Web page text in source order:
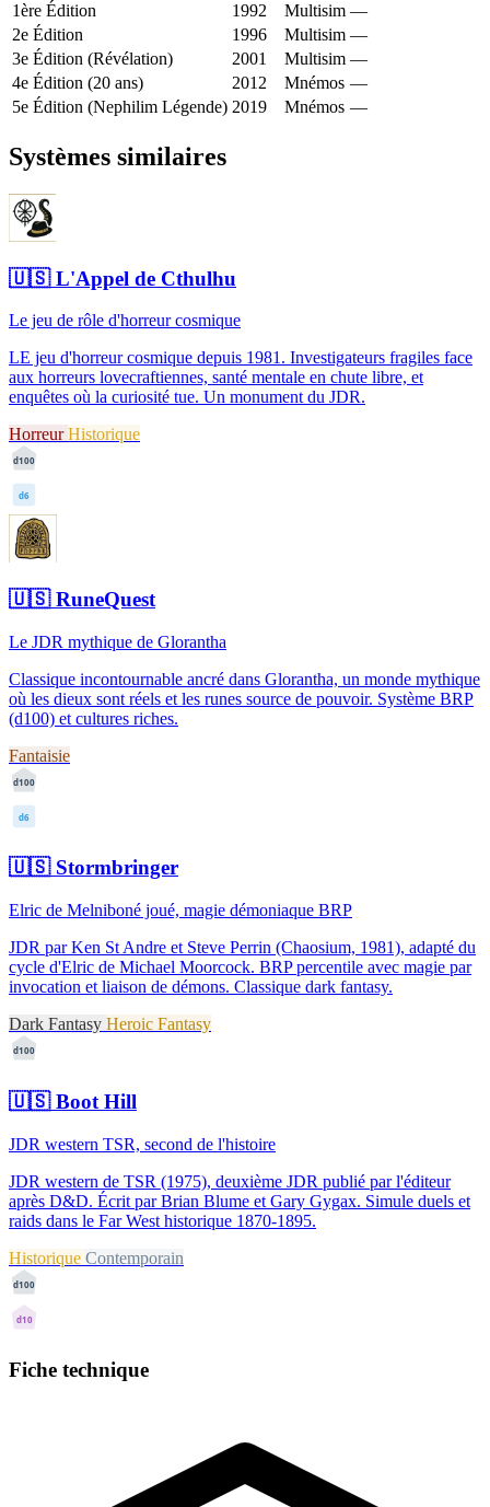
1ère Édition
1992 Multisim —
2e Édition
1996 Multisim —
3e Édition (Révélation)
2001 Multisim —
4e Édition (20 ans)
2012 Mnémos —
5e Édition (Nephilim Légende) 2019 Mnémos —
Systèmes similaires
🇺🇸L'Appel de Cthulhu
Le jeu de rôle d'horreur cosmique
LE jeu d'horreur cosmique depuis 1981. Investigateurs fragiles face
aux horreurs lovecraftiennes, santé mentale en chute libre, et
enquêtes où la curiosité tue. Un monument du JDR.
HorreurHistorique
d100
d6
🇺🇸RuneQuest
Le JDR mythique de Glorantha
Classique incontournable ancré dans Glorantha, un monde mythique
où les dieux sont réels et les runes source de pouvoir. Système BRP
(d100) et cultures riches.
Fantaisie
d100
d6
🇺🇸Stormbringer
Elric de Melniboné joué, magie démoniaque BRP
JDR par Ken St Andre et Steve Perrin (Chaosium, 1981), adapté du
cycle d'Elric de Michael Moorcock. BRP percentile avec magie par
invocation et liaison de démons. Classique dark fantasy.
Dark Fantasy Heroic Fantasy
d100
🇺🇸Boot Hill
JDR western TSR, second de l'histoire
JDR western de TSR (1975), deuxième JDR publié par l'éditeur
après D&D. Écrit par Brian Blume et Gary Gygax. Simule duels et
raids dans le Far West historique 1870-1895.
Historique Contemporain
d100
d10
Fiche technique